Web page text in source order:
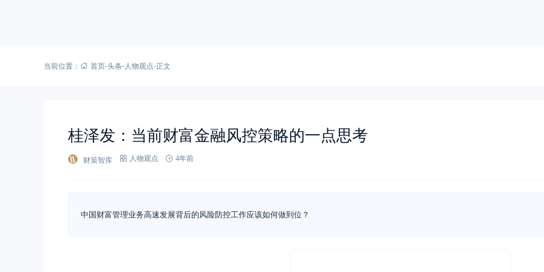
当前位置： 首页-头条-人物观点-正文
桂泽发：当前财富金融风控策略的一点思考
财策智库 人物观点 4年前
中国财富管理业务高速发展背后的风险防控工作应该如何做到位？